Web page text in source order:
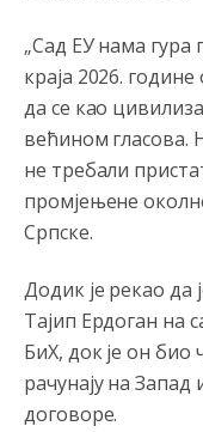
„Сад ЕУ нама
краја 2026.
да се као
већином гласова.
не требали
промјењене
Српске.
Додик је рекао да
Тајип Ердоган на
БиХ, док је он био
рачунају на Запад
договоре.
Анонимно2797823
Nema bolesti kao
zdravlje.Niti
CUJTE,SRBI!
bahatlook
Анонимно2798636
Marcelo debiliiii